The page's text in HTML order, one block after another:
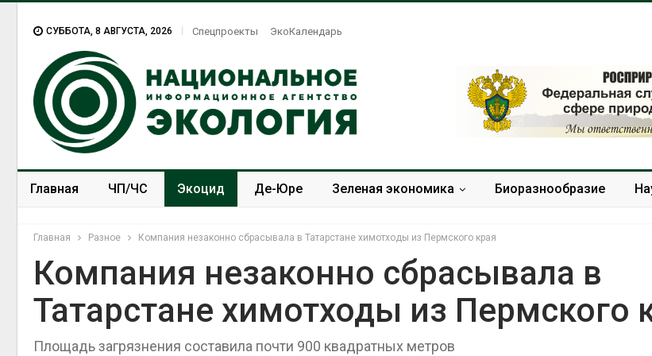
СУББОТА, 8 АВГУСТА, 2026 Спецпроекты ЭкоКалендарь
Главная ЧП/ЧС Экоцид Де-Юре Зеленая экономика Биоразнообразие
Главная Разное Компания незаконно сбрасывала в Татарстане химотходы из Пермского края
Компания незаконно сбрасывала в
Татарстане химотходы из Пермского
Площадь загрязнения составила почти 900 квадратных метров
Дождевая вода с крыш
может помочь городам